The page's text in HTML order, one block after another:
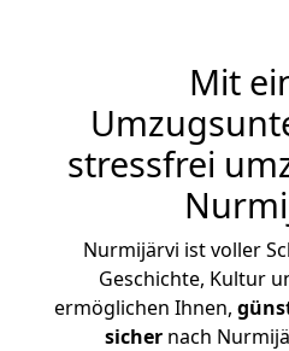
Mit
stressfrei
Nurmijärvi ist voller
Geschichte, Kultur
ermöglichen Ihnen,
sicher nach